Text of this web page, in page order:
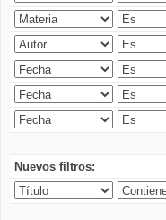
Nuevos filtros: